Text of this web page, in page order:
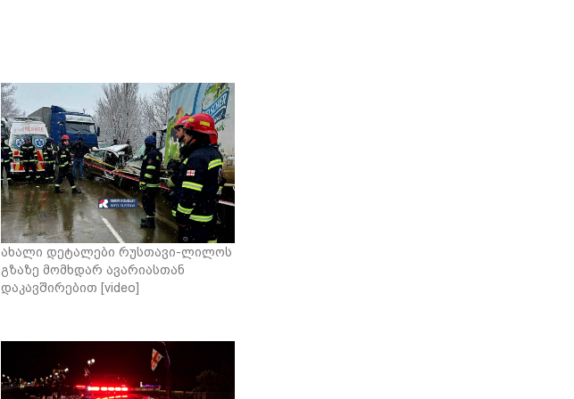
ახალი დეტალები რუსთავი-ლილოს
გზაზე მომხდარ ავარიასთან
დაკავშირებით [video]